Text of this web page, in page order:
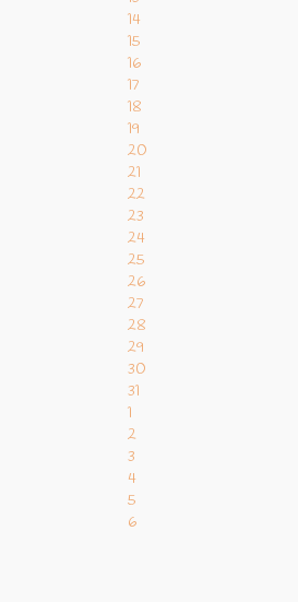
14
15
16
17
18
19
20
21
22
23
24
25
26
27
28
29
30
31
1
2
3
4
5
6